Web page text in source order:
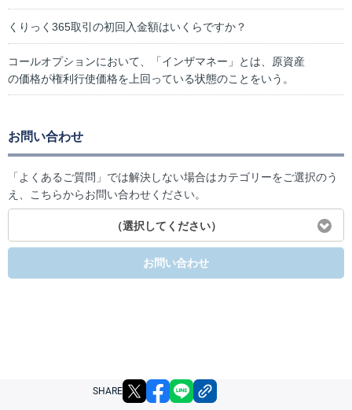
くりっく365取引の初回入金額はいくらですか？
コールオプションにおいて、「インザマネー」とは、原資産
の価格が権利行使価格を上回っている状態のことをいう。
お問い合わせ
「よくあるご質問」では解決しない場合はカテゴリーをご選択のう
え、こちらからお問い合わせください。
（選択してください）
お問い合わせ
SHARE X facebook